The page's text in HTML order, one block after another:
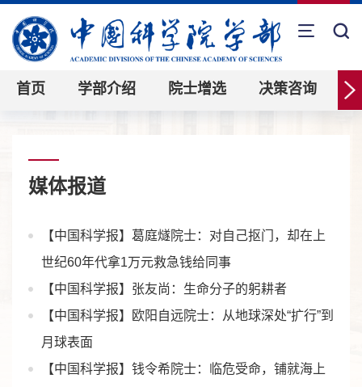
首页 学部介绍 院士增选 决策咨询
媒体报道
【中国科学报】葛庭燧院士：对自己抠门，却在上
世纪60年代拿1万元救急钱给同事
【中国科学报】张友尚：生命分子的躬耕者
【中国科学报】欧阳自远院士：从地球深处“扩行”到
月球表面
【中国科学报】钱令希院士：临危受命，铺就海上